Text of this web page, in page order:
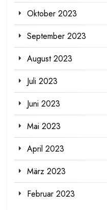
Oktober 2023
September 2023
August 2023
Juli 2023
Juni 2023
Mai 2023
April 2023
März 2023
Februar 2023